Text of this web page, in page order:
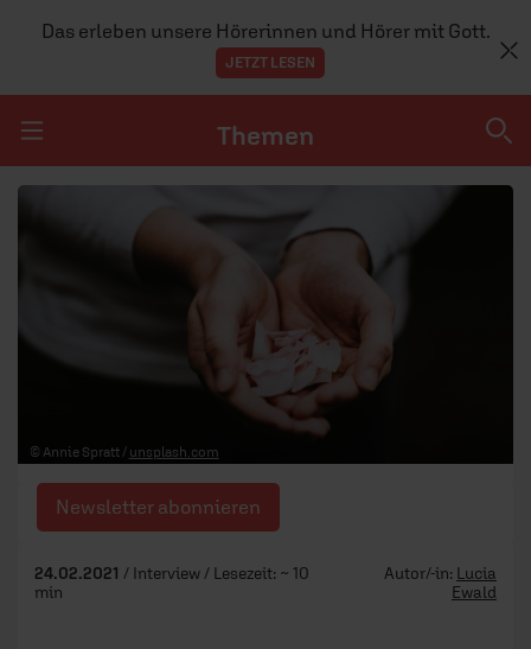
Das erleben unsere Hörerinnen und Hörer mit Gott.
JETZT LESEN
Navigation überspringen
Themen
MENSCHEN
TEAM
© Annie Spratt / unsplash.com
Newsletter abonnieren
24.02.2021 / Interview / Lesezeit: ~ 10
min
Autor/-in: Lucia
Ewald